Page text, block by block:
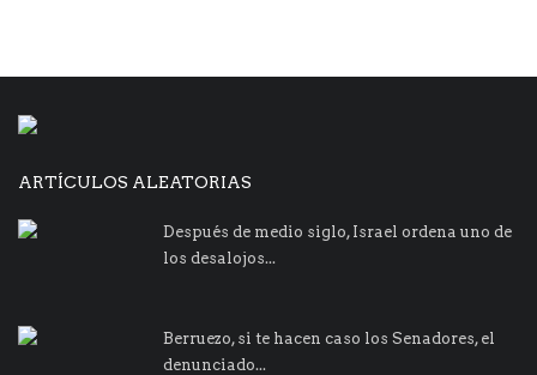
ARTÍCULOS ALEATORIAS
Después de medio siglo, Israel ordena uno de
los desalojos...
Berruezo, si te hacen caso los Senadores, el
denunciado...